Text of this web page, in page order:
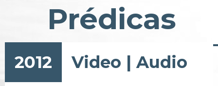
Prédicas
2012 Video | Audio
Pagination